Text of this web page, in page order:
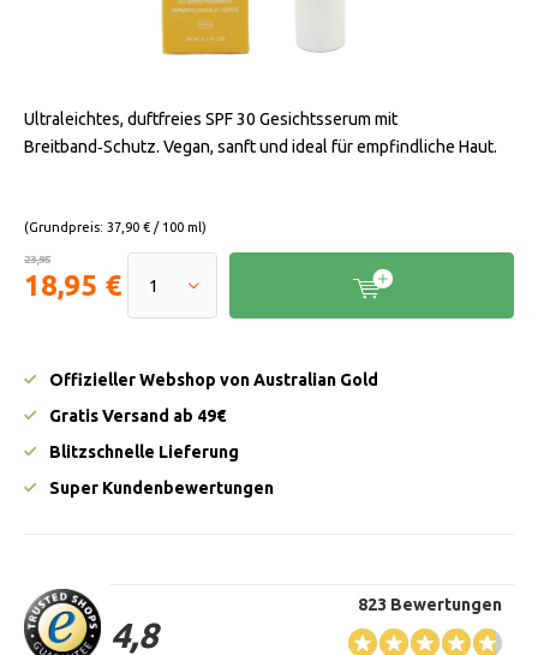
Ultraleichtes, duftfreies SPF 30 Gesichtsserum mit
Breitband‑Schutz. Vegan, sanft und ideal für empfindliche Haut.
(Grundpreis: 37,90 € / 100 ml)
23,95
18,95 €
Offizieller Webshop von Australian Gold
Gratis Versand ab 49€
Blitzschnelle Lieferung
Super Kundenbewertungen
4,8
823 Bewertungen